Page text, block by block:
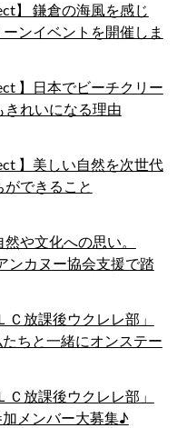
】 鎌倉の海風を感じ
ンイベントを開催しま
】日本でビーチクリー
きれいになる理由
】美しい自然を次世代
ができること
や文化への思い。
ンカヌー協会支援で踏
放課後ウクレレ部」
ちと一緒にオンステー
放課後ウクレレ部」
メンバー大募集♪